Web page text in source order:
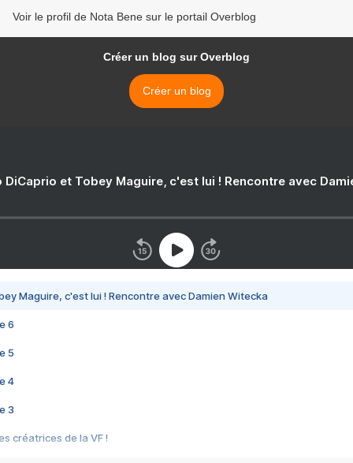
Voir le profil de Nota Bene sur le portail Overblog
Créer un blog sur Overblog
Créer un blog
DiCaprio et Tobey Maguire, c'est lui ! Rencontre avec
Maguire, c'est lui ! Rencontre avec Damien Witecka
6
5
4
3
créatrices de la VF !